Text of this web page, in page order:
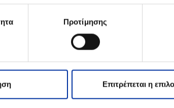
Προτίμησης
Επιτρέπεται η
Πρόεδρος Δ.Σ.,
Διευθύνων
Εκτελεστικό Μέλος Δ.Σ. -
εκπρόσωπος του μετόχου
Παυλόπουλος, εκπρόσωπος του
εκπρόσωπος του μετόχου